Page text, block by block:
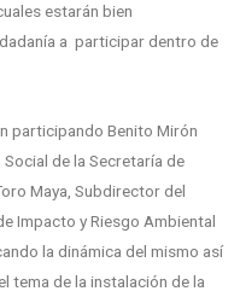
estarán bien
a participar dentro de
participando Benito Mirón
de la Secretaría de
Maya, Subdirector del
Impacto y Riesgo Ambiental
la dinámica del mismo así
tema de la instalación de la